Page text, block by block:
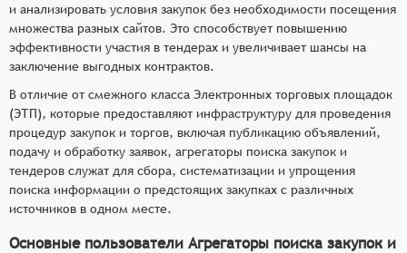
и анализировать условия закупок без необходимости посещения
множества разных сайтов. Это способствует повышению
эффективности участия в тендерах и увеличивает шансы на
заключение выгодных контрактов.
В отличие от смежного класса Электронных торговых площадок
(ЭТП), которые предоставляют инфраструктуру для проведения
процедур закупок и торгов, включая публикацию объявлений,
подачу и обработку заявок, агрегаторы поиска закупок и
тендеров служат для сбора, систематизации и упрощения
поиска информации о предстоящих закупках с различных
источников в одном месте.
Основные пользователи Агрегаторы поиска закупок и